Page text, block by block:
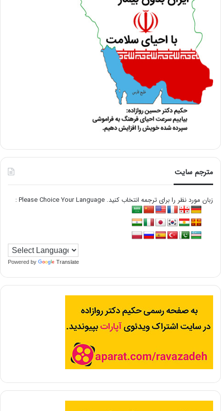
مترجم سایت
زبان مورد نظر را برای ترجمه انتخاب کنید. Please Choice Your Language :
Powered by Translate